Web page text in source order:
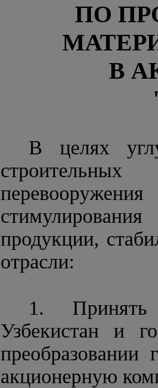
ПО
В
В целях
продукции,
отрасли:
1. Принять
Узбекистан и
преобразовании
акционерную